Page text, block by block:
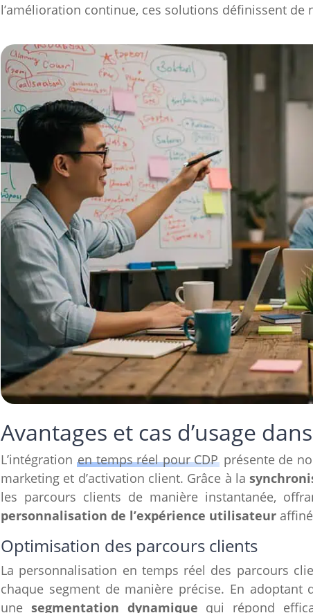
l’amélioration continue, ces solutions définissent
Avantages et cas d’usage
L’intégration en temps réel pour CDPprésente de
marketing et d’activation client. Grâce à la
les parcours clients de manière instantanée,
personnalisation de l’expérience utilisateur
Optimisation des parcours clients
La personnalisation en temps réel des parcours
chaque segment de manière précise. En adoptant
une segmentation dynamique qui répond